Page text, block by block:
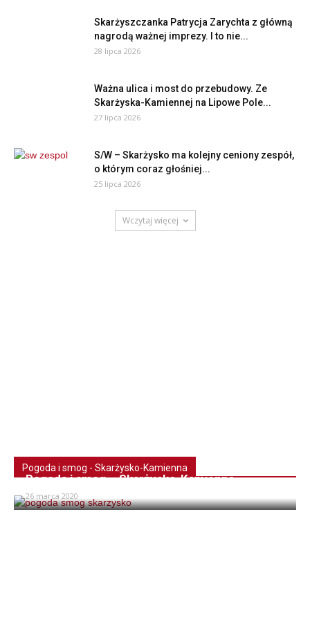
Skarżyszczanka Patrycja Zarychta z główną
nagrodą ważnej imprezy. I to nie...
28 lipca 2026
Ważna ulica i most do przebudowy. Ze
Skarżyska-Kamiennej na Lipowe Pole...
27 lipca 2026
S/W – Skarżysko ma kolejny ceniony zespół,
o którym coraz głośniej...
25 lipca 2026
Wczytaj więcej
Pogoda i smog - Skarżysko-Kamienna
Pogoda i smog – Skarżysko-Kamienna
26 marca 2020